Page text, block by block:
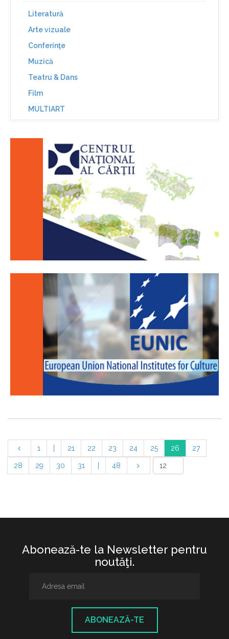
Literatură
Arte vizuale
Conferinţe
Muzică
Teatru & Dans
Film
MULTIART
1 21 22 23 24 25 26 27
28 29 30 31 48
Abonează-te la Newsletter pentru
noutăţi.
ABONEAZĂ-TE